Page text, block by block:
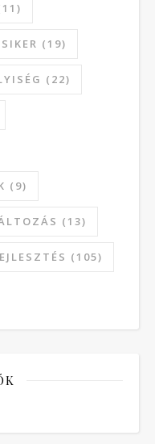
SIKER (19)
(22)
(9)
(13)
(105)